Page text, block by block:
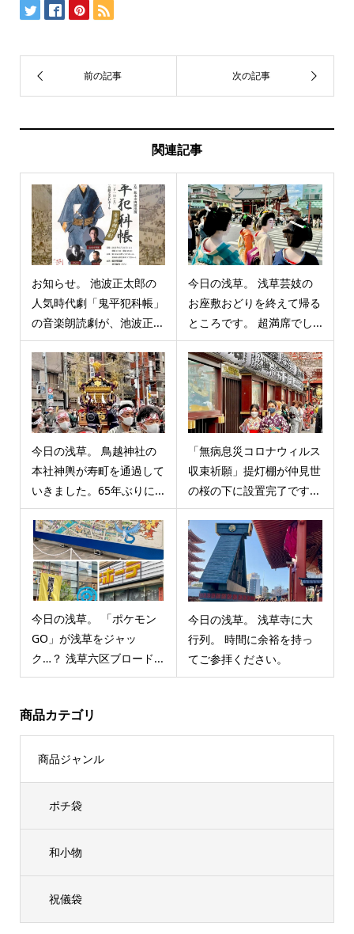
関連記事
お知らせ。 池波正太郎の
人気時代劇「鬼平犯科帳」
の音楽朗読劇が、池波正...
今日の浅草。 浅草芸妓の
お座敷おどりを終えて帰る
ところです。 超満席でし...
今日の浅草。 鳥越神社の
本社神輿が寿町を通過して
いきました。65年ぶりに...
「無病息災コロナウィルス
収束祈願」提灯棚が仲見世
の桜の下に設置完了です...
今日の浅草。 「ポケモン
GO」が浅草をジャッ
ク…？ 浅草六区ブロード...
今日の浅草。 浅草寺に大
行列。 時間に余裕を持っ
てご参拝ください。
商品カテゴリ
商品ジャンル
ポチ袋
和小物
祝儀袋